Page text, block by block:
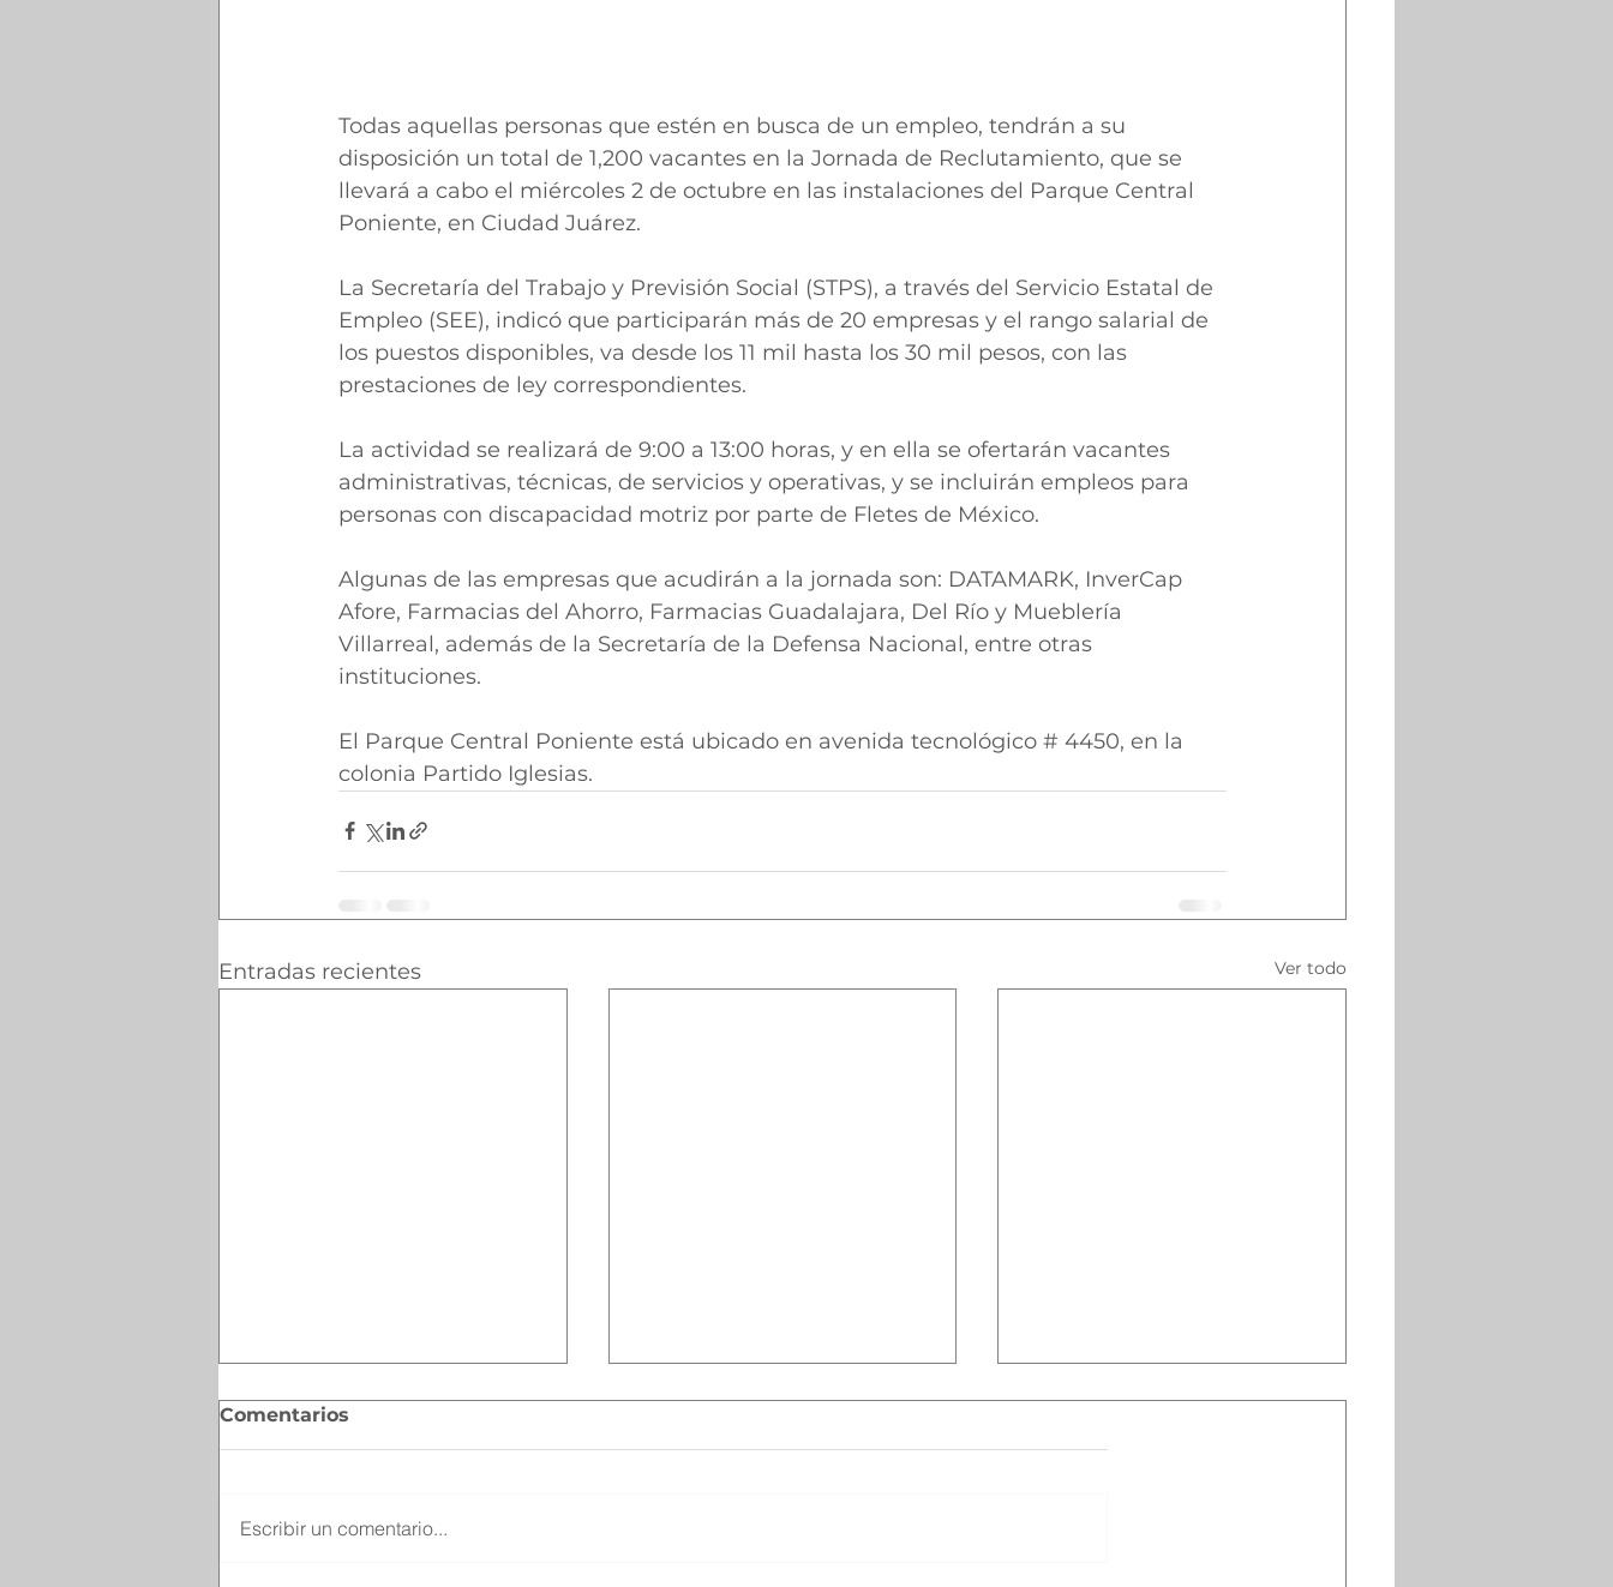
Todas aquellas personas que estén en busca de un empleo, tendrán a su
disposición un total de 1,200 vacantes en la Jornada de Reclutamiento, que se
llevará a cabo el miércoles 2 de octubre en las instalaciones del Parque Central
Poniente, en Ciudad Juárez.
La Secretaría del Trabajo y Previsión Social (STPS), a través del Servicio Estatal de
Empleo (SEE), indicó que participarán más de 20 empresas y el rango salarial de
los puestos disponibles, va desde los 11 mil hasta los 30 mil pesos, con las
prestaciones de ley correspondientes.
La actividad se realizará de 9:00 a 13:00 horas, y en ella se ofertarán vacantes
administrativas, técnicas, de servicios y operativas, y se incluirán empleos para
personas con discapacidad motriz por parte de Fletes de México.
Algunas de las empresas que acudirán a la jornada son: DATAMARK, InverCap
Afore, Farmacias del Ahorro, Farmacias Guadalajara, Del Río y Mueblería
Villarreal, además de la Secretaría de la Defensa Nacional, entre otras
instituciones.
El Parque Central Poniente está ubicado en avenida tecnológico # 4450, en la
colonia Partido Iglesias.
Entradas recientes Ver todo
Comentarios
Escribir un comentario...